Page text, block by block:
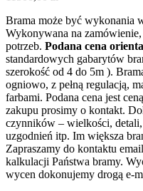
Brama może być wykonania
Wykonywana na
potrzeb. Podana cena
standardowych gabarytów
szerokość od 4 do 5m ).
ogniowo, z pełną regulacją,
farbami. Podana cena jest
zakupu prosimy o kontakt.
czynników – wielkości,
uzgodnień itp. Im większa
Zapraszamy do kontaktu
kalkulacji Państwa bramy.
wycen dokonujemy drogą e-